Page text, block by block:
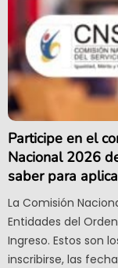
Participe en el
Nacional 2026
saber para
La Comisión
Entidades del
Ingreso. Estos son
inscribirse, las